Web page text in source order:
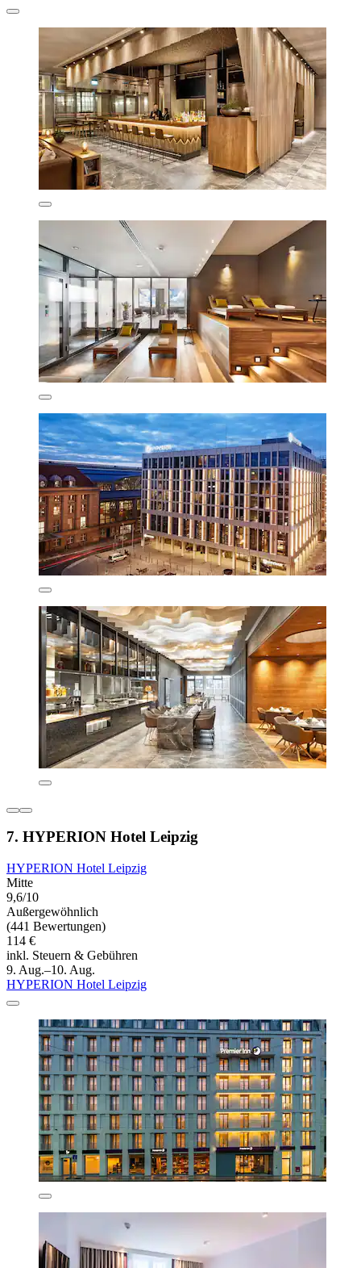
7. HYPERION Hotel Leipzig
HYPERION Hotel Leipzig
Mitte
9,6/10
Außergewöhnlich
(441 Bewertungen)
114 €
inkl. Steuern & Gebühren
9. Aug.–10. Aug.
HYPERION Hotel Leipzig